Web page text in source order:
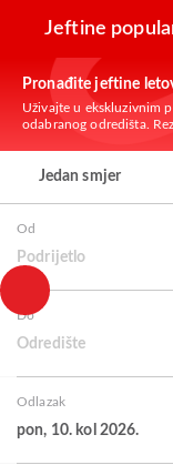
Jeftine
Pronađite jeftine
Uživajte u ekskluzivnim
odabranog odredišta.
Jedan smjer
Od
Podrijetlo
Do
Odredište
Odlazak
pon, 10. kol 2026.